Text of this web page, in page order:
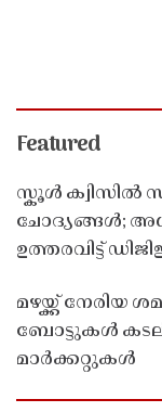
Featured
സ്കൂൾ ക്വിസിൽ
ചോദ്യങ്ങൾ;
ഉത്തരവിട്ട്
മഴയ്ക്ക് നേരിയ
ബോട്ടുകൾ
മാർക്കറ്റുകൾ